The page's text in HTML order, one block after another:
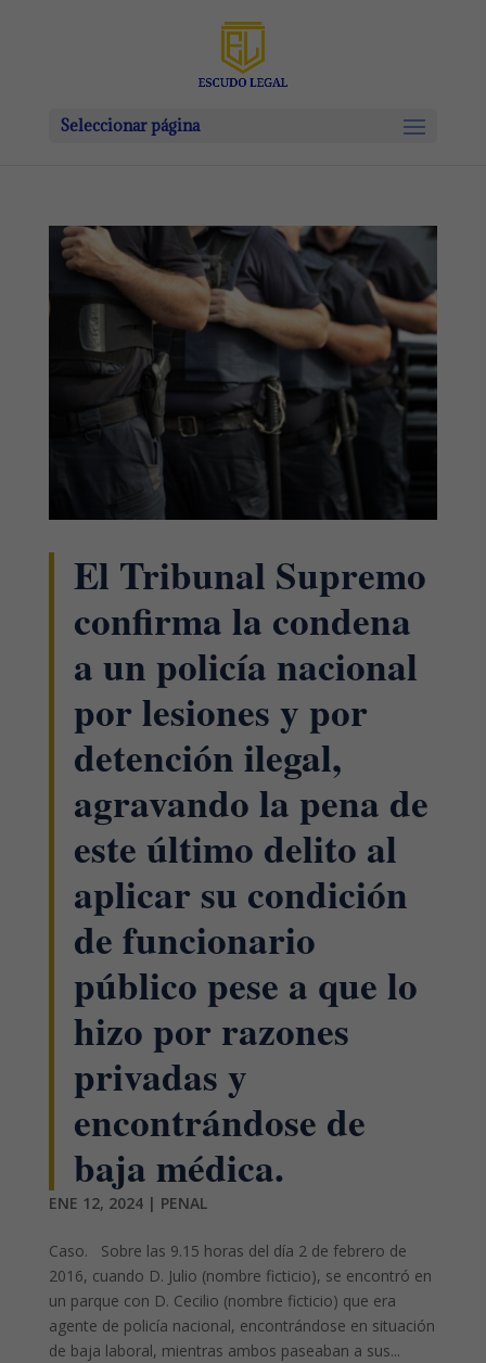
Seleccionar página
El Tribunal Supremo
confirma la condena
a un policía nacional
por lesiones y por
detención ilegal,
agravando la pena de
este último delito al
aplicar su condición
de funcionario
público pese a que lo
hizo por razones
privadas y
encontrándose de
baja médica.
ENE 12, 2024| PENAL
Caso. Sobre las 9.15 horas del día 2 de febrero de
2016, cuando D. Julio (nombre ficticio), se encontró en
un parque con D. Cecilio (nombre ficticio) que era
agente de policía nacional, encontrándose en situación
de baja laboral, mientras ambos paseaban a sus...